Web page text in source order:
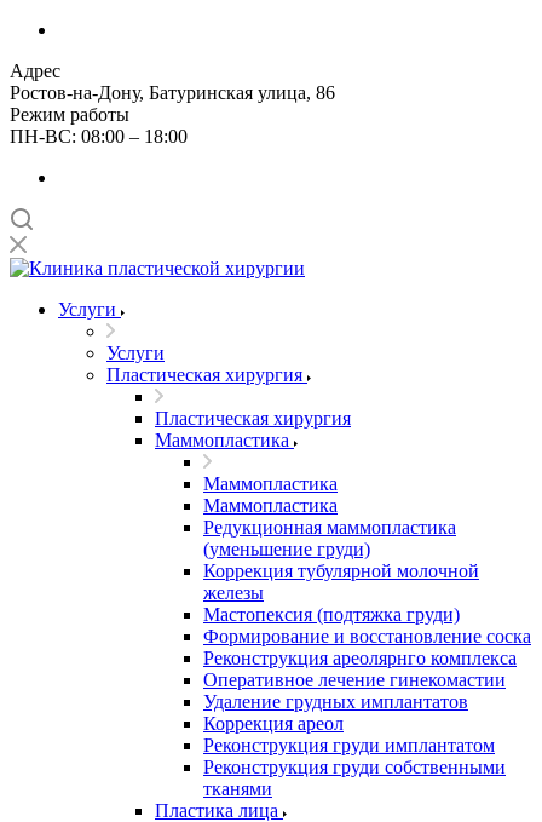
Адрес
Ростов-на-Дону, Батуринская улица, 86
Режим работы
ПН-ВС: 08:00 – 18:00
Услуги
Услуги
Пластическая хирургия
Пластическая хирургия
Маммопластика
Маммопластика
Маммопластика
Редукционная маммопластика
(уменьшение груди)
Коррекция тубулярной молочной
железы
Мастопексия (подтяжка груди)
Формирование и восстановление соска
Реконструкция ареолярнго комплекса
Оперативное лечение гинекомастии
Удаление грудных имплантатов
Коррекция ареол
Реконструкция груди имплантатом
Реконструкция груди собственными
тканями
Пластика лица